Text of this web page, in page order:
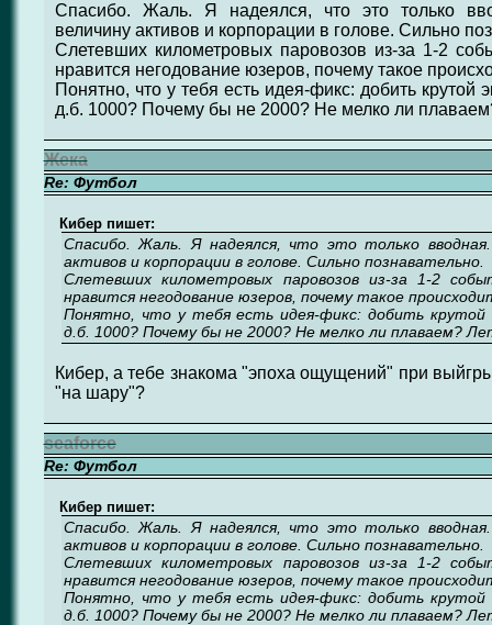
Спасибо. Жаль. Я надеялся, что это только
величину активов и корпорации в голове. Сильно
Слетевших километровых паровозов из-за 1-2
нравится негодование юзеров, почему такое
Понятно, что у тебя есть идея-фикс: добить крутой
д.б. 1000? Почему бы не 2000? Не мелко ли
Жека
Re: Футбол
Кибер пишет:
Спасибо. Жаль. Я надеялся, что это только вводная.
активов и корпорации в голове. Сильно познавательно.
Слетевших километровых паровозов из-за 1-2
нравится негодование юзеров, почему такое
Понятно, что у тебя есть идея-фикс: добить крутой
д.б. 1000? Почему бы не 2000? Не мелко ли плаваем?
Кибер, а тебе знакома "эпоха ощущений" при
"на шару"?
seaforce
Re: Футбол
Кибер пишет:
Спасибо. Жаль. Я надеялся, что это только вводная.
активов и корпорации в голове. Сильно познавательно.
Слетевших километровых паровозов из-за 1-2
нравится негодование юзеров, почему такое
Понятно, что у тебя есть идея-фикс: добить крутой
д.б. 1000? Почему бы не 2000? Не мелко ли плаваем?